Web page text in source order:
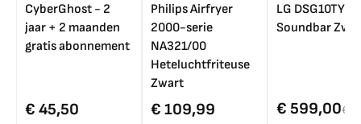
CyberGhost - 2
jaar + 2 maanden
gratis abonnement
€ 45,50
Philips Airfryer
2000-serie
NA321/00
Heteluchtfriteuse
Zwart
€ 109,99
LG DSG10TY
Soundbar
€ 599,00€